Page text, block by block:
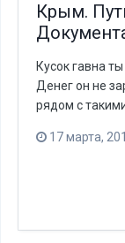
Крым.
Кусок гавна
Денег он не
рядом с
17 марта,